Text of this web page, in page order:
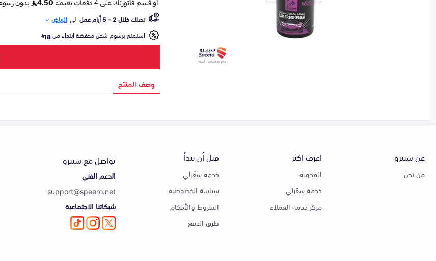
تصلكخلال 2 - 5 أيام عمل الى الرياض
استمتع برسوم شحن مخفضة ابتداء من18
وصف المنتج
عن سبيرو
من نحن
اعرف اكثر
المدونة
خدمة سعّرلي
مركز خدمة العملاء
قبل أن تبدأ
خدمة سعّرلي
سياسة الخصوصية
الشروط والأحكام
طرق الدفع
تواصل مع سبيرو
الدعم الفني
support@speero.net
شبكاتنا الاجتماعية